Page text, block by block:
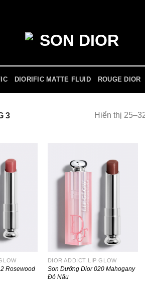
DIORIFIC MATTE FLUID ROUGE DIOR
3 Hiển thị
Rosewood
DIOR ADDICT LIP GLOW
Son Dưỡng Dior 020 Mahogany
Đỏ Nâu